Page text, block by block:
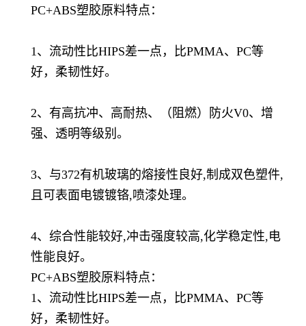
PC+ABS塑胶原料特点：
1、流动性比HIPS差一点，比PMMA、PC等
好，柔韧性好。
2、有高抗冲、高耐热、（阻燃）防火V0、增
强、透明等级别。
3、与372有机玻璃的熔接性良好,制成双色塑件,
且可表面电镀镀铬,喷漆处理。
4、综合性能较好,冲击强度较高,化学稳定性,电
性能良好。
PC+ABS塑胶原料特点：
1、流动性比HIPS差一点，比PMMA、PC等
好，柔韧性好。